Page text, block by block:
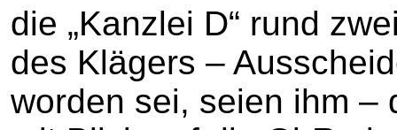
die „Kanzlei D“ rund
des Klägers –
worden sei, seien ihm –